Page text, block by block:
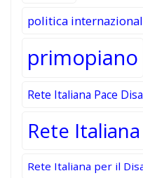
politica
primopiano
Rete Italiana Pace
Rete
Rete Italiana per il